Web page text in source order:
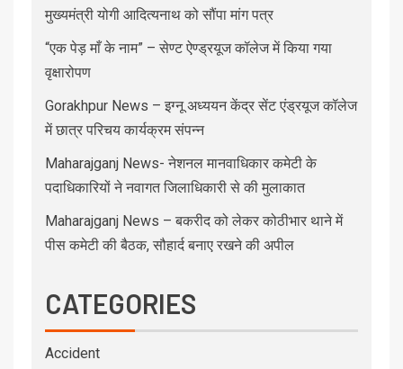
मुख्यमंत्री योगी आदित्यनाथ को सौंपा मांग पत्र
“एक पेड़ माँ के नाम” – सेण्ट ऐण्ड्रयूज कॉलेज में किया गया
वृक्षारोपण
Gorakhpur News – इग्नू अध्ययन केंद्र सेंट एंड्रयूज कॉलेज
में छात्र परिचय कार्यक्रम संपन्न
Maharajganj News- नेशनल मानवाधिकार कमेटी के
पदाधिकारियों ने नवागत जिलाधिकारी से की मुलाकात
Maharajganj News – बकरीद को लेकर कोठीभार थाने में
पीस कमेटी की बैठक, सौहार्द बनाए रखने की अपील
CATEGORIES
Accident